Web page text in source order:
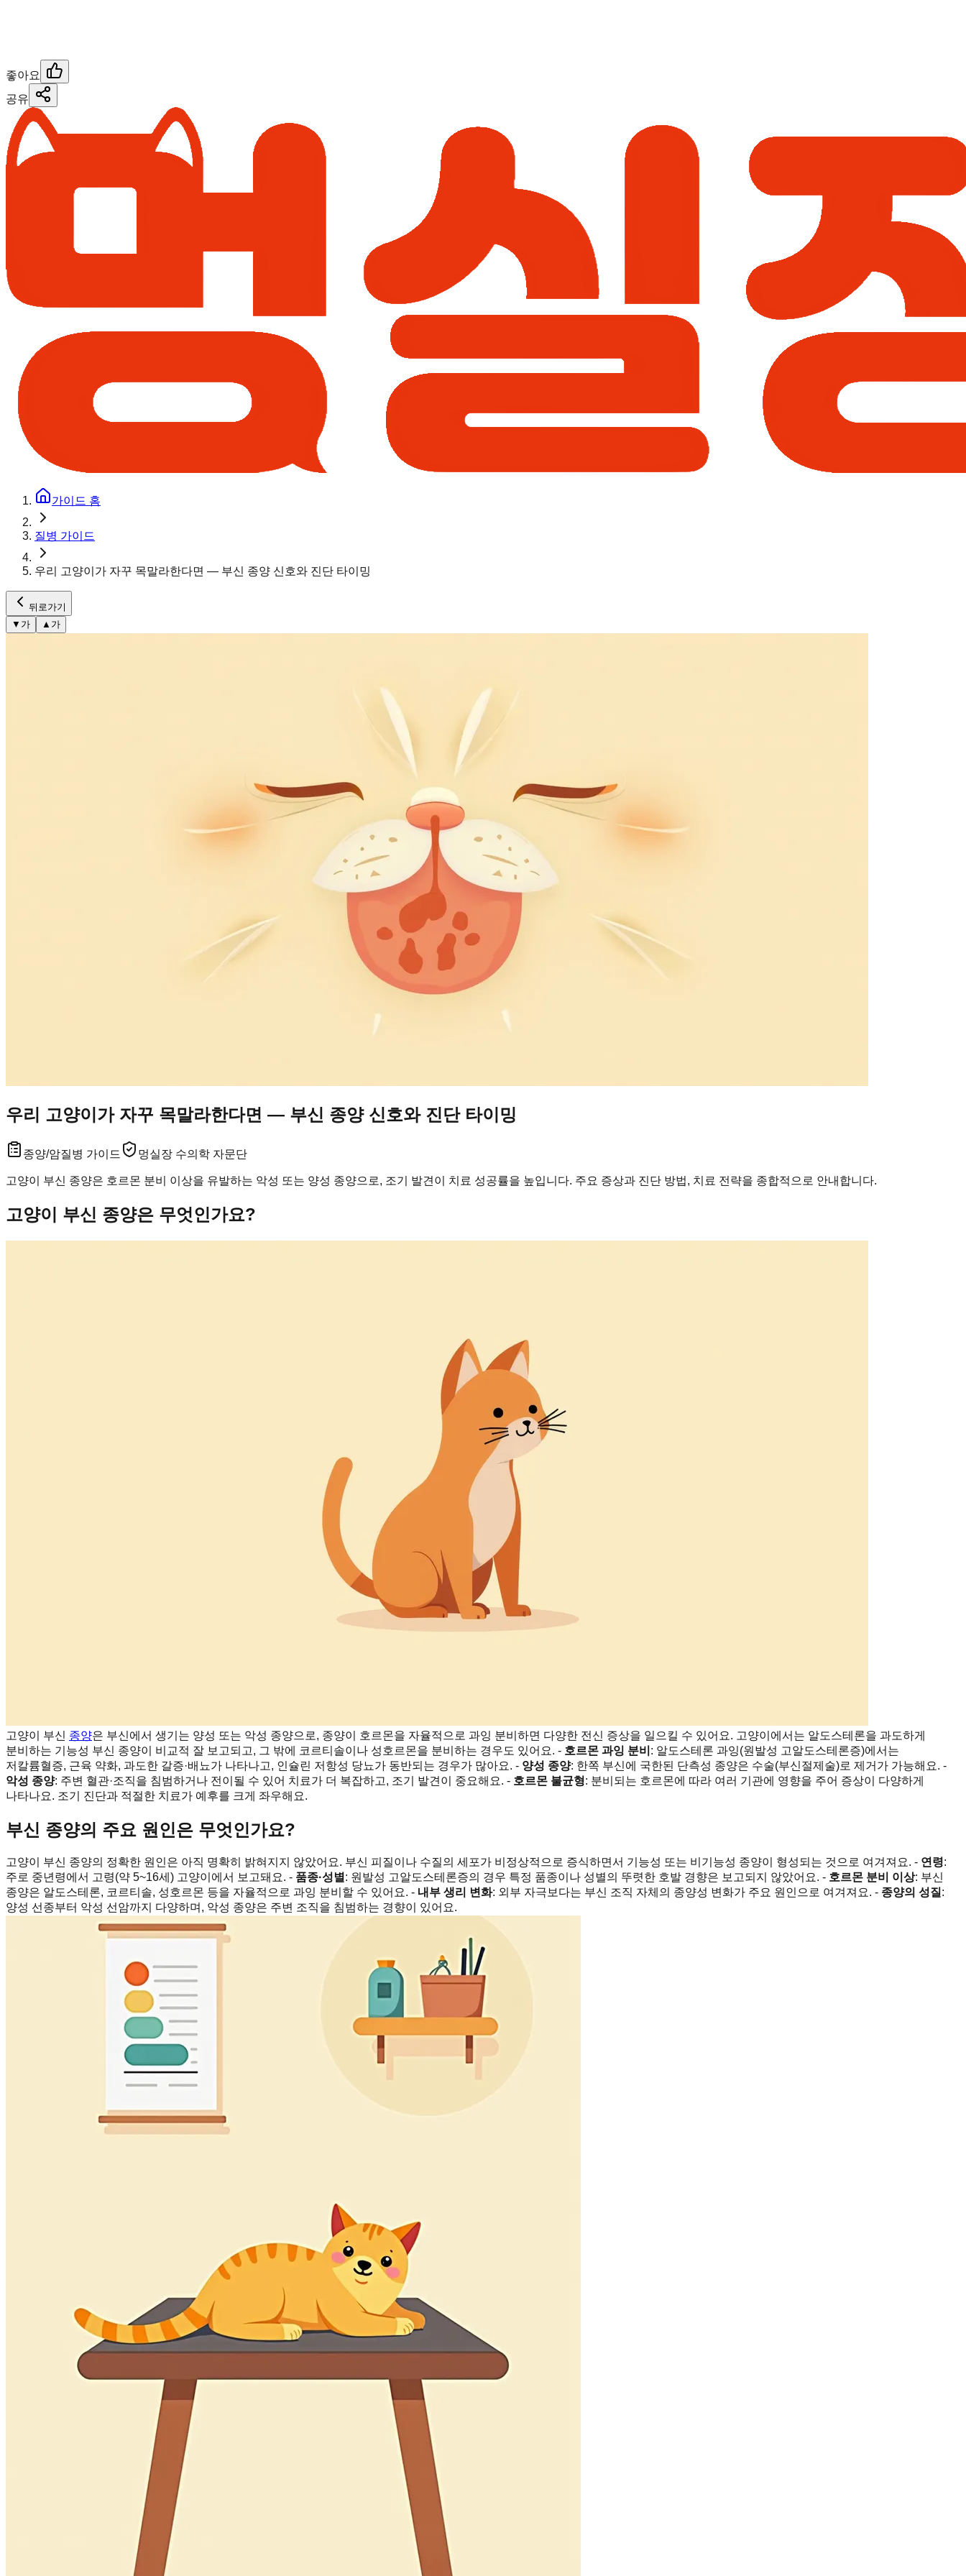
좋아요
공유
가이드 홈
질병 가이드
우리 고양이가 자꾸 목말라한다면 — 부신 종양 신호와 진단 타이밍
뒤로가기
▼ 가 ▲ 가
우리 고양이가 자꾸 목말라한다면 — 부신 종양 신호와 진단 타이밍
종양/암질병 가이드 멍실장 수의학 자문단
고양이 부신 종양은 호르몬 분비 이상을 유발하는 악성 또는 양성 종양으로, 조기 발견이 치료 성공률을 높입니다. 주요 증상과 진단 방법, 치료 전략을 종합적으로 안내합니다.
고양이 부신 종양은 무엇인가요?
고양이 부신 종양은 부신에서 생기는 양성 또는 악성 종양으로, 종양이 호르몬을 자율적으로 과잉 분비하면 다양한 전신 증상을 일으킬 수 있어요. 고양이에서는 알도스테론을 과도하게
분비하는 기능성 부신 종양이 비교적 잘 보고되고, 그 밖에 코르티솔이나 성호르몬을 분비하는 경우도 있어요. - 호르몬 과잉 분비 : 알도스테론 과잉(원발성 고알도스테론증)에서는
저칼륨혈증, 근육 약화, 과도한 갈증·배뇨가 나타나고, 인슐린 저항성 당뇨가 동반되는 경우가 많아요. - 양성 종양: 한쪽 부신에 국한된 단측성 종양은 수술(부신절제술)로 제거가 가능해요. -
악성 종양: 주변 혈관·조직을 침범하거나 전이될 수 있어 치료가 더 복잡하고, 조기 발견이 중요해요. - 호르몬 불균형: 분비되는 호르몬에 따라 여러 기관에 영향을 주어 증상이 다양하게
나타나요. 조기 진단과 적절한 치료가 예후를 크게 좌우해요.
부신 종양의 주요 원인은 무엇인가요?
고양이 부신 종양의 정확한 원인은 아직 명확히 밝혀지지 않았어요. 부신 피질이나 수질의 세포가 비정상적으로 증식하면서 기능성 또는 비기능성 종양이 형성되는 것으로 여겨져요. - 연령:
주로 중년령에서 고령(약 5~16세) 고양이에서 보고돼요. - 품종·성별: 원발성 고알도스테론증의 경우 특정 품종이나 성별의 뚜렷한 호발 경향은 보고되지 않았어요. - 호르몬 분비 이상: 부신
종양은 알도스테론, 코르티솔, 성호르몬 등을 자율적으로 과잉 분비할 수 있어요. - 내부 생리 변화: 외부 자극보다는 부신 조직 자체의 종양성 변화가 주요 원인으로 여겨져요. - 종양의 성질:
양성 선종부터 악성 선암까지 다양하며, 악성 종양은 주변 조직을 침범하는 경향이 있어요.